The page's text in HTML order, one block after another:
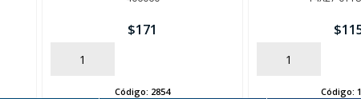
$171
AÑADIR
Código: 2854
$
AÑADIR
Código: